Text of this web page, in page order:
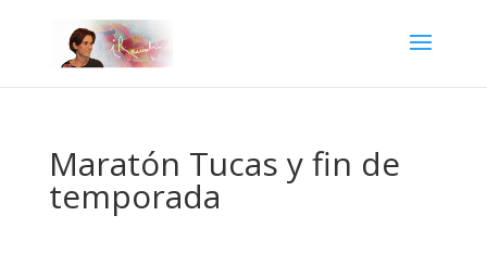
Maratón Tucas y fin de
temporada